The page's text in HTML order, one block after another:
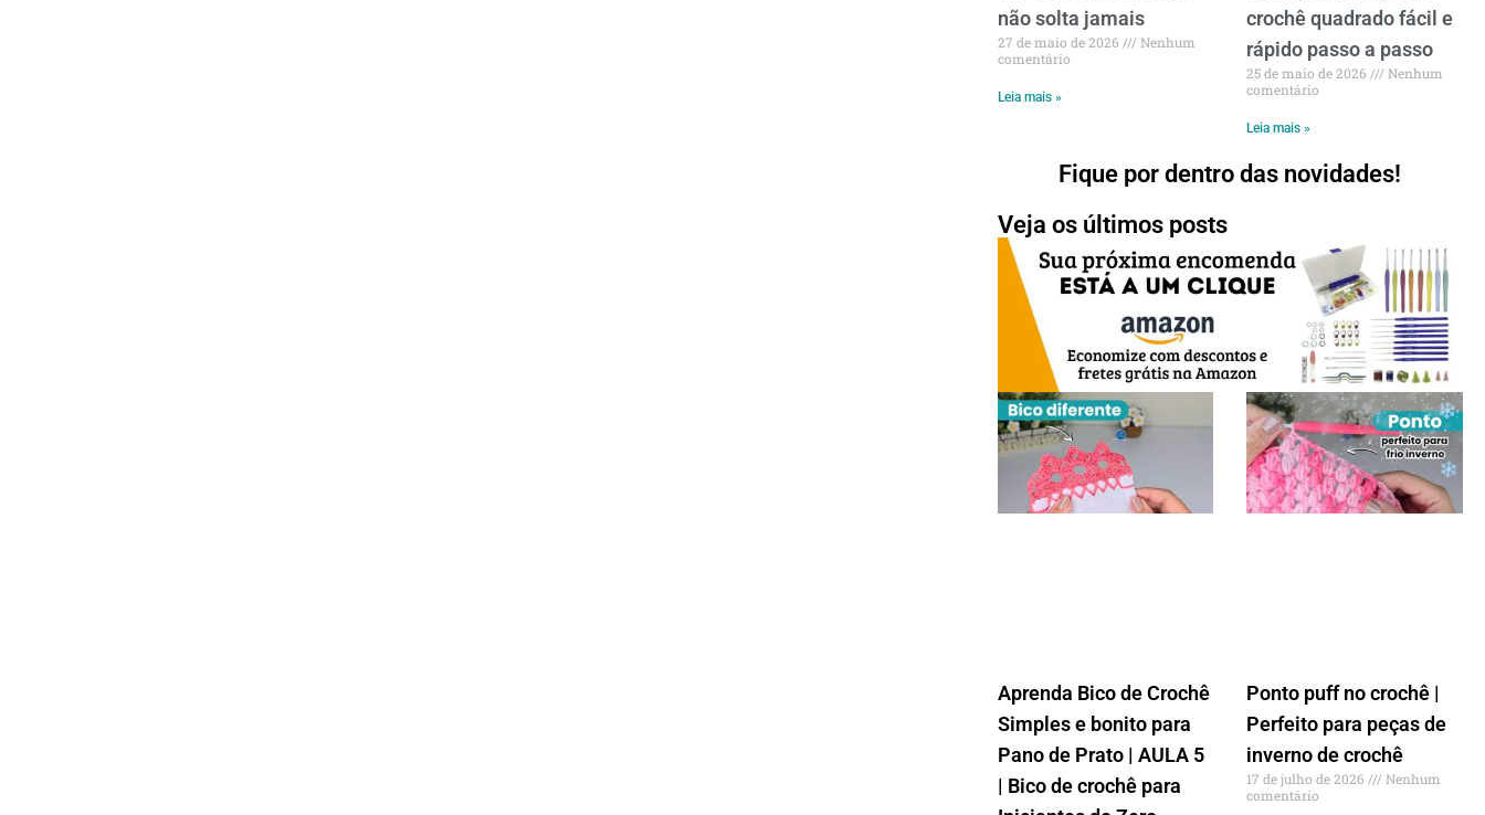
não solta jamais
27 de maio de 2026
Nenhum
comentário
Leia mais »
crochê quadrado fácil e
rápido passo a passo
25 de maio de 2026
Nenhum
comentário
Leia mais »
Fique por dentro das novidades!
Veja os últimos posts
Aprenda Bico de Crochê
Simples e bonito para
Pano de Prato | AULA 5
| Bico de crochê para
Ponto puff no crochê |
Perfeito para peças de
inverno de crochê
17 de julho de 2026
Nenhum
comentário